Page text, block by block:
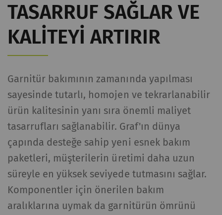
TASARRUF SAĞLAR VE
KALITEYI ARTIRIR
Garnitür bakımının zamanında yapılması
sayesinde tutarlı, homojen ve tekrarlanabilir
ürün kalitesinin yanı sıra önemli maliyet
tasarrufları sağlanabilir. Graf'ın dünya
çapında desteğe sahip yeni esnek bakım
paketleri, müşterilerin üretimi daha uzun
süreyle en yüksek seviyede tutmasını sağlar.
Komponentler için önerilen bakım
aralıklarına uymak da garnitürün ömrünü